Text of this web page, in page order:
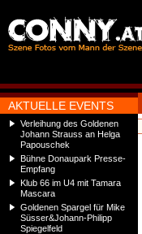
AKTUELLE EVENTS
Verleihung des Goldenen
Johann Strauss an Helga
Papouschek
Bühne Donaupark Presse-
Empfang
Klub 66 im U4 mit Tamara
Mascara
Goldenen Spargel für Mike
Süsser&Johann-Philipp
Spiegelfeld